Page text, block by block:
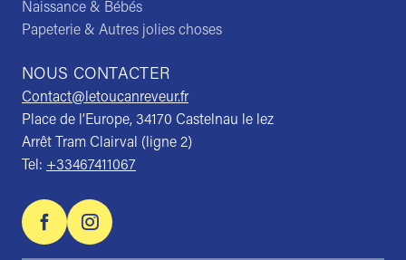
Naissance & Bébés
Papeterie & Autres jolies choses
NOUS CONTACTER
Contact@letoucanreveur.fr
Place de l’Europe, 34170 Castelnau le lez
Arrêt Tram Clairval (ligne 2)
Tel: +33467411067